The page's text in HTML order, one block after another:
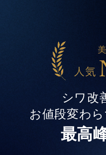
シワ改
お値段変わ
最高